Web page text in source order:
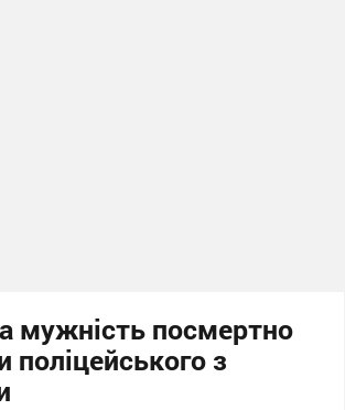
мужність посмертно
поліцейського з